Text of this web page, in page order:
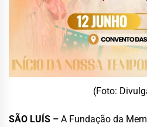
(Foto:
SÃO LUÍS – A Fundação da